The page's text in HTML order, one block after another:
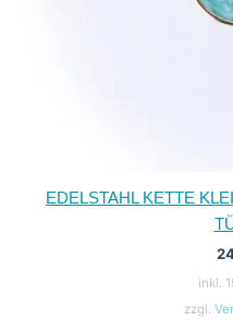
EDELSTAHL KETTE
inkl.
zzgl.